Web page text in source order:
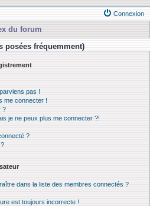
Connexion
du forum
posées fréquemment)
pas !
me connecter !
?
je ne peux plus me connecter ?!
?
dans la liste des membres connectés ?
est toujours incorrecte !